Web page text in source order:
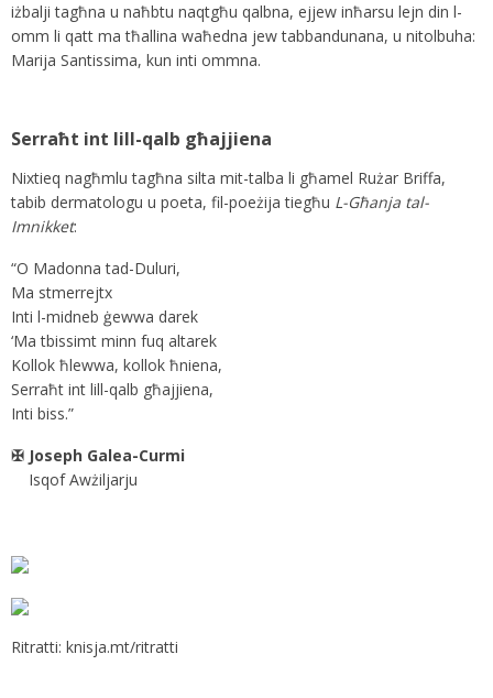
iżbalji tagħna u naħbtu naqtgħu qalbna, ejjew inħarsu lejn din l-
omm li qatt ma tħallina waħedna jew tabbandunana, u nitolbuha:
Marija Santissima, kun inti ommna.
Serraħt int lill-qalb għajjiena
Nixtieq nagħmlu tagħna silta mit-talba li għamel Rużar Briffa,
tabib dermatologu u poeta, fil-poeżija tiegħu L-Għanja tal-
Imnikket:
“O Madonna tad-Duluri,
Ma stmerrejtx
Inti l-midneb ġewwa darek
‘Ma tbissimt minn fuq altarek
Kollok ħlewwa, kollok ħniena,
Serraħt int lill-qalb għajjiena,
Inti biss.”
✠ Joseph Galea-Curmi
Isqof Awżiljarju
Ritratti: knisja.mt/ritratti